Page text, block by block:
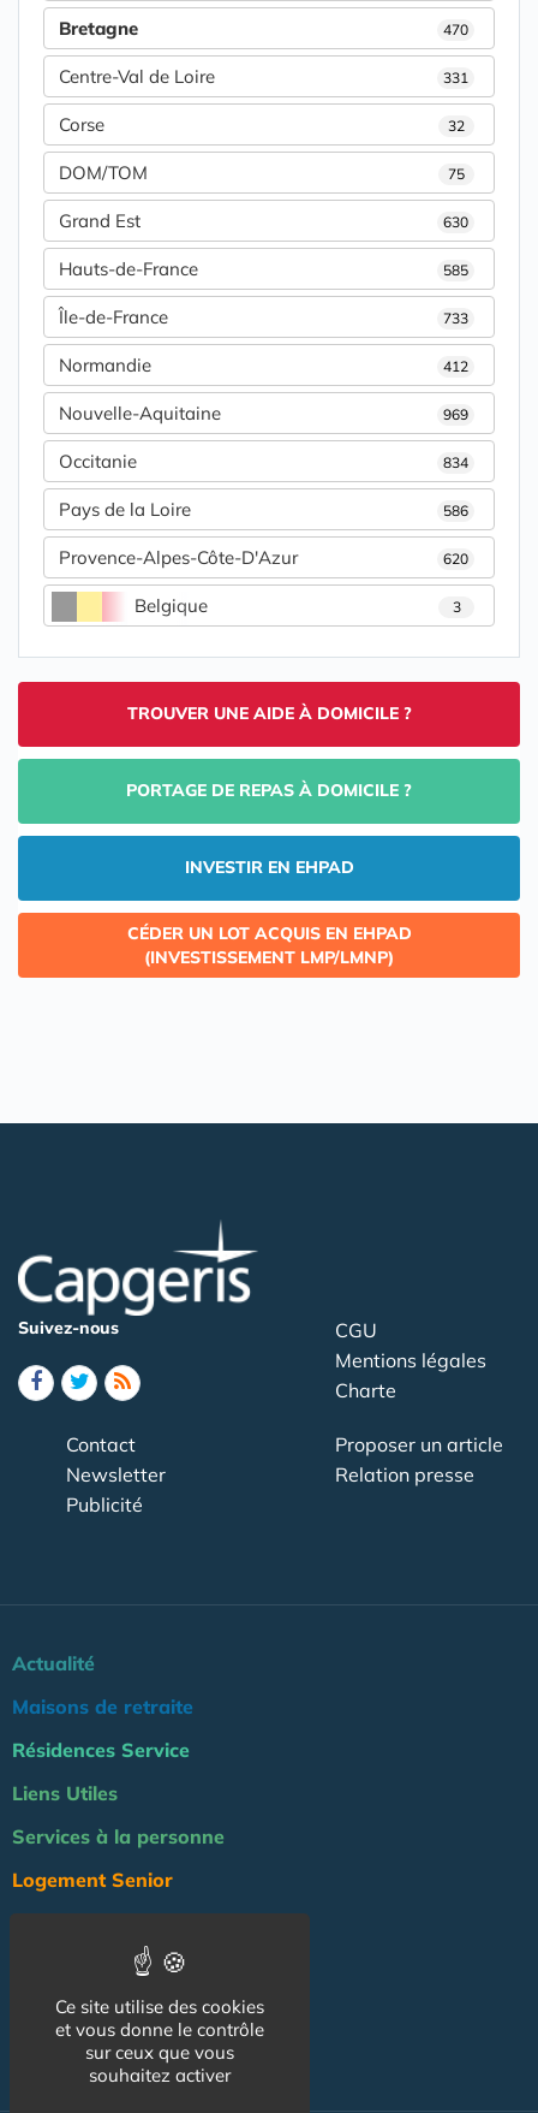
Bretagne 470
Centre-Val de Loire 331
Corse 32
DOM/TOM 75
Grand Est 630
Hauts-de-France 585
Île-de-France 733
Normandie 412
Nouvelle-Aquitaine 969
Occitanie 834
Pays de la Loire 586
Provence-Alpes-Côte-D'Azur 620
Belgique 3
TROUVER UNE AIDE À DOMICILE ?
PORTAGE DE REPAS À DOMICILE ?
INVESTIR EN EHPAD
CÉDER UN LOT ACQUIS EN EHPAD
(INVESTISSEMENT LMP/LMNP)
Suivez-nous
CGU
Mentions légales
Charte
Contact
Newsletter
Publicité
Proposer un article
Relation presse
Actualité
Maisons de retraite
Résidences Service
Liens Utiles
Services à la personne
Logement Senior
Emploi & formation
Professionnels
NOS AUTRES SITES :
Ce site utilise des cookies
et vous donne le contrôle
sur ceux que vous
souhaitez activer